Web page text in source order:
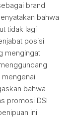
brand
bahwa
tidak lagi
posisi
mengingat
mengenai
bahwa
promosi DSI
ini